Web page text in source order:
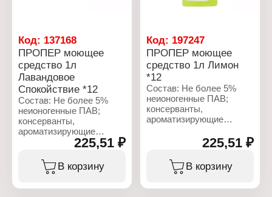
Объем: 1 л
Код: 137168
ПРОПЕР моющее
средство 1л
Лавандовое
Спокойствие *12
Состав: Не более 5%
неионогенные ПАВ;
консерванты,
ароматизирующие
добавки, амилциннамал,
метилпропионал,
гераниол,
225,51 ₽
В корзину
Код: 197247
ПРОПЕР моющее
средство 1л Лимон
*12
Состав: Не более 5%
неионогенные ПАВ;
консерванты,
ароматизирующие
метилпропионал,
гераниол,
гексилкоричный
линалоол.
225,51 ₽
В корзину